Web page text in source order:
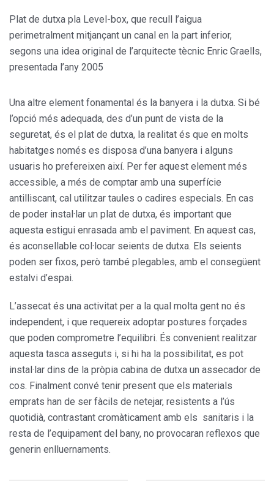
Plat de dutxa pla Level-box, que recull l’aigua
perimetralment mitjançant un canal en la part inferior,
segons una idea original de l’arquitecte tècnic Enric Graells,
presentada l’any 2005
Una altre element fonamental és la banyera i la dutxa. Si bé
l’opció més adequada, des d’un punt de vista de la
seguretat, és el plat de dutxa, la realitat és que en molts
habitatges només es disposa d’una banyera i alguns
usuaris ho prefereixen així. Per fer aquest element més
accessible, a més de comptar amb una superfície
antilliscant, cal utilitzar taules o cadires especials. En cas
de poder instal·lar un plat de dutxa, és important que
aquesta estigui enrasada amb el paviment. En aquest cas,
és aconsellable col·locar seients de dutxa. Els seients
poden ser fixos, però també plegables, amb el consegüent
estalvi d’espai.
L’assecat és una activitat per a la qual molta gent no és
independent, i que requereix adoptar postures forçades
que poden comprometre l’equilibri. És convenient realitzar
aquesta tasca asseguts i, si hi ha la possibilitat, es pot
instal·lar dins de la pròpia cabina de dutxa un assecador de
cos. Finalment convé tenir present que els materials
emprats han de ser fàcils de netejar, resistents a l’ús
quotidià, contrastant cromàticament amb els sanitaris i la
resta de l’equipament del bany, no provocaran reflexos que
generin enlluernaments.